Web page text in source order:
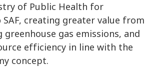
of Public Health for
creating greater value from
gas emissions, and
efficiency in line with the
concept.